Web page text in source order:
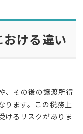
ける違い
、その後の譲渡所得
ります。この税務上
けるリスクがありま